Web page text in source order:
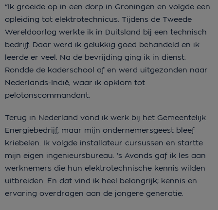
“Ik groeide op in een dorp in Groningen en volgde een
opleiding tot elektrotechnicus. Tijdens de Tweede
Wereldoorlog werkte ik in Duitsland bij een technisch
bedrijf. Daar werd ik gelukkig goed behandeld en ik
leerde er veel. Na de bevrijding ging ik in dienst.
Rondde de kaderschool af en werd uitgezonden naar
Nederlands-Indië, waar ik opklom tot
pelotonscommandant.
Terug in Nederland vond ik werk bij het Gemeentelijk
Energiebedrijf, maar mijn ondernemersgeest bleef
kriebelen. Ik volgde installateur cursussen en startte
mijn eigen ingenieursbureau. ’s Avonds gaf ik les aan
werknemers die hun elektrotechnische kennis wilden
uitbreiden. En dat vind ik heel belangrijk; kennis en
ervaring overdragen aan de jongere generatie.